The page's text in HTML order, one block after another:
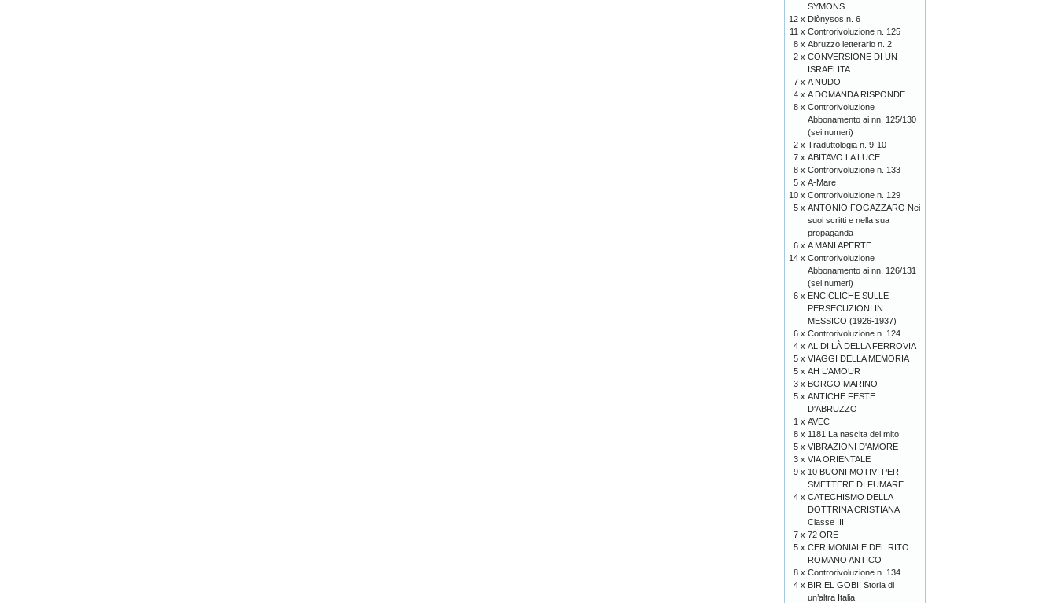
SYMONS
12 x Diònysos n. 6
11 x Controrivoluzione n. 125
8 x Abruzzo letterario n. 2
2 x CONVERSIONE DI UN
ISRAELITA
7 x A NUDO
4 x A DOMANDA RISPONDE..
8 x Controrivoluzione
Abbonamento ai nn. 125/130
(sei numeri)
2 x Traduttologia n. 9-10
7 x ABITAVO LA LUCE
8 x Controrivoluzione n. 133
5 x A-Mare
10 x Controrivoluzione n. 129
5 x ANTONIO FOGAZZARO Nei
suoi scritti e nella sua
propaganda
6 x A MANI APERTE
14 x Controrivoluzione
Abbonamento ai nn. 126/131
(sei numeri)
6 x ENCICLICHE SULLE
PERSECUZIONI IN
MESSICO (1926-1937)
6 x Controrivoluzione n. 124
4 x AL DI LÀ DELLA FERROVIA
5 x VIAGGI DELLA MEMORIA
5 x AH L'AMOUR
3 x BORGO MARINO
5 x ANTICHE FESTE
D'ABRUZZO
1 x AVEC
8 x 1181 La nascita del mito
5 x VIBRAZIONI D'AMORE
3 x VIA ORIENTALE
9 x 10 BUONI MOTIVI PER
SMETTERE DI FUMARE
4 x CATECHISMO DELLA
DOTTRINA CRISTIANA
Classe III
7 x 72 ORE
5 x CERIMONIALE DEL RITO
ROMANO ANTICO
8 x Controrivoluzione n. 134
4 x BIR EL GOBI! Storia di
un’altra Italia